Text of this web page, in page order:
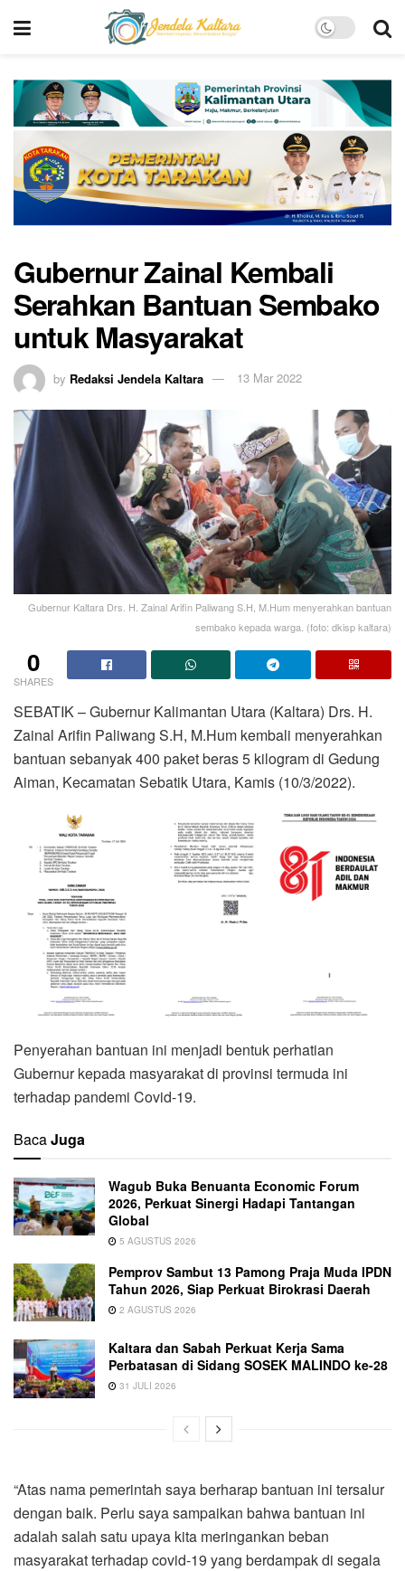
Gubernur Zainal Kembali
Serahkan Bantuan Sembako
untuk Masyarakat
by Redaksi Jendela Kaltara 13 Mar 2022
Gubernur Kaltara Drs. H. Zainal Arifin Paliwang S.H, M.Hum menyerahkan bantuan
sembako kepada warga. (foto: dkisp kaltara)
0
SHARES
SEBATIK – Gubernur Kalimantan Utara (Kaltara) Drs. H.
Zainal Arifin Paliwang S.H, M.Hum kembali menyerahkan
bantuan sebanyak 400 paket beras 5 kilogram di Gedung
Aiman, Kecamatan Sebatik Utara, Kamis (10/3/2022).
Penyerahan bantuan ini menjadi bentuk perhatian
Gubernur kepada masyarakat di provinsi termuda ini
terhadap pandemi Covid-19.
BacaJuga
Wagub Buka Benuanta Economic Forum
2026, Perkuat Sinergi Hadapi Tantangan
Global
5 AGUSTUS 2026
Pemprov Sambut 13 Pamong Praja Muda IPDN
Tahun 2026, Siap Perkuat Birokrasi Daerah
2 AGUSTUS 2026
Kaltara dan Sabah Perkuat Kerja Sama
Perbatasan di Sidang SOSEK MALINDO ke-28
31 JULI 2026
“Atas nama pemerintah saya berharap bantuan ini tersalur
dengan baik. Perlu saya sampaikan bahwa bantuan ini
adalah salah satu upaya kita meringankan beban
masyarakat terhadap covid-19 yang berdampak di segala